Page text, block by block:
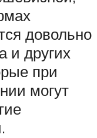
довольно
и других
при
могут